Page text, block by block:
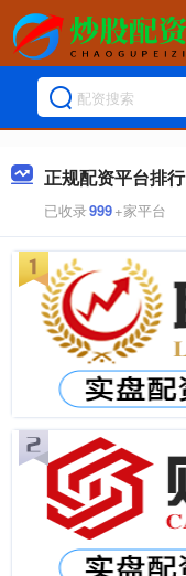
正规配资平台排行
已收录999+家平台